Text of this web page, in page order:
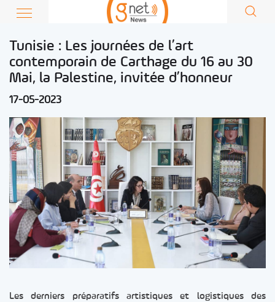
Tunisie : Les journées de l’art
contemporain de Carthage du 16 au 30
Mai, la Palestine, invitée d’honneur
17-05-2023
Les derniers préparatifs artistiques et logistiques des